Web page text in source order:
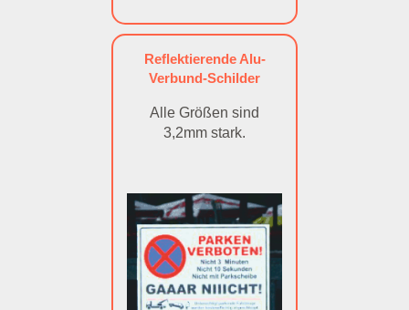
Reflektierende Alu-
Verbund-Schilder
Alle Größen sind
3,2mm stark.